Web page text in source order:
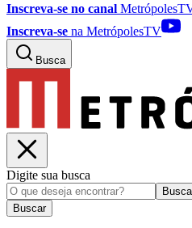
Inscreva-se no canal
Inscreva-se na MetrópolesTV
Busca
Digite sua busca
Buscar